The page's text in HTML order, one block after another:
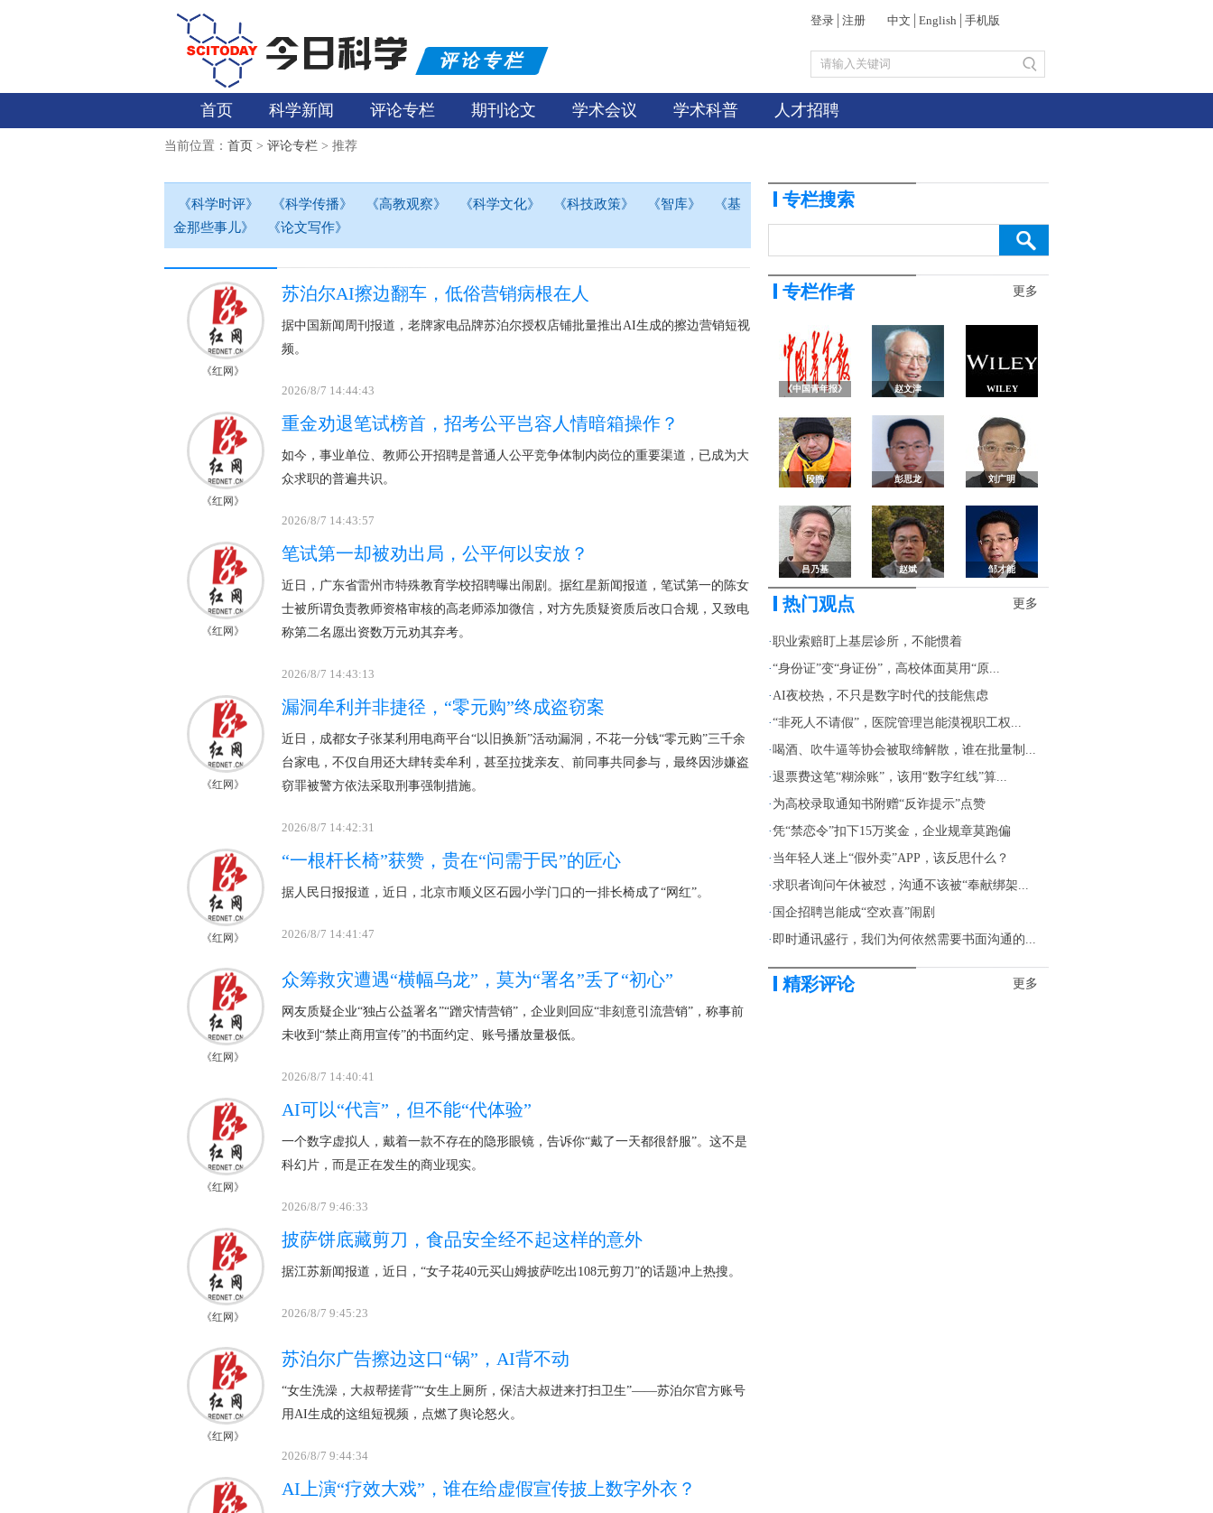
评论专栏
登录 注册 中文 English 手机版
首页 科学新闻 评论专栏 期刊论文 学术会议 学术科普 人才招聘
当前位置： 首页 > 评论专栏 > 推荐
《科学时评》 《科学传播》 《高教观察》 《科学文化》 《科技政策》 《智库》
《基
金那些事儿》
《论文写作》
《红网》
苏泊尔AI擦边翻车，低俗营销病根在人
据中国新闻周刊报道，老牌家电品牌苏泊尔授权店铺批量推出AI生成的擦边营销短视
频。
2026/8/7 14:44:43
《红网》
重金劝退笔试榜首，招考公平岂容人情暗箱操作？
如今，事业单位、教师公开招聘是普通人公平竞争体制内岗位的重要渠道，已成为大
众求职的普遍共识。
2026/8/7 14:43:57
《红网》
笔试第一却被劝出局，公平何以安放？
近日，广东省雷州市特殊教育学校招聘曝出闹剧。据红星新闻报道，笔试第一的陈女
士被所谓负责教师资格审核的高老师添加微信，对方先质疑资质后改口合规，又致电
称第二名愿出资数万元劝其弃考。
2026/8/7 14:43:13
《红网》
漏洞牟利并非捷径，“零元购”终成盗窃案
近日，成都女子张某利用电商平台“以旧换新”活动漏洞，不花一分钱“零元购”三千余
台家电，不仅自用还大肆转卖牟利，甚至拉拢亲友、前同事共同参与，最终因涉嫌盗
窃罪被警方依法采取刑事强制措施。
2026/8/7 14:42:31
《红网》
“一根杆长椅”获赞，贵在“问需于民”的匠心
据人民日报报道，近日，北京市顺义区石园小学门口的一排长椅成了“网红”。
2026/8/7 14:41:47
《红网》
众筹救灾遭遇“横幅乌龙”，莫为“署名”丢了“初心”
网友质疑企业“独占公益署名”“蹭灾情营销”，企业则回应“非刻意引流营销”，称事前
未收到“禁止商用宣传”的书面约定、账号播放量极低。
2026/8/7 14:40:41
《红网》
AI可以“代言”，但不能“代体验”
一个数字虚拟人，戴着一款不存在的隐形眼镜，告诉你“戴了一天都很舒服”。这不是
科幻片，而是正在发生的商业现实。
2026/8/7 9:46:33
《红网》
披萨饼底藏剪刀，食品安全经不起这样的意外
据江苏新闻报道，近日，“女子花40元买山姆披萨吃出108元剪刀”的话题冲上热搜。
2026/8/7 9:45:23
《红网》
苏泊尔广告擦边这口“锅”，AI背不动
“女生洗澡，大叔帮搓背”“女生上厕所，保洁大叔进来打扫卫生”——苏泊尔官方账号
用AI生成的这组短视频，点燃了舆论怒火。
2026/8/7 9:44:34
AI上演“疗效大戏”，谁在给虚假宣传披上数字外衣？
专栏搜索
专栏作者 更多
《中国青年报》 赵文津 WILEY
段煦 彭思龙 刘广明
吕乃基 赵斌 邹才能
热门观点 更多
·职业索赔盯上基层诊所，不能惯着
·“身份证”变“身证份”，高校体面莫用“原...
·AI夜校热，不只是数字时代的技能焦虑
·“非死人不请假”，医院管理岂能漠视职工权...
·喝酒、吹牛逼等协会被取缔解散，谁在批量制...
·退票费这笔“糊涂账”，该用“数字红线”算...
· 为高校录取通知书附赠“反诈提示”点赞
·凭“禁恋令”扣下15万奖金，企业规章莫跑偏
· 当年轻人迷上“假外卖”APP，该反思什么？
·求职者询问午休被怼，沟通不该被“奉献绑架...
· 国企招聘岂能成“空欢喜”闹剧
· 即时通讯盛行，我们为何依然需要书面沟通的...
精彩评论 更多